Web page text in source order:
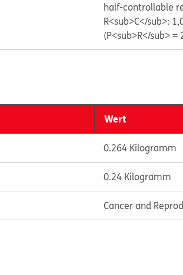
half-controllable
R<sub>C</sub>:
(P<sub>R</sub> =
Wert
0.264 Kilogramm
0.24 Kilogramm
Cancer and